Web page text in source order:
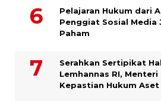
Pelajaran Hukum dari
Penggiat Sosial Media
Paham
Serahkan Sertipikat
Lemhannas RI,
Kepastian Hukum Aset